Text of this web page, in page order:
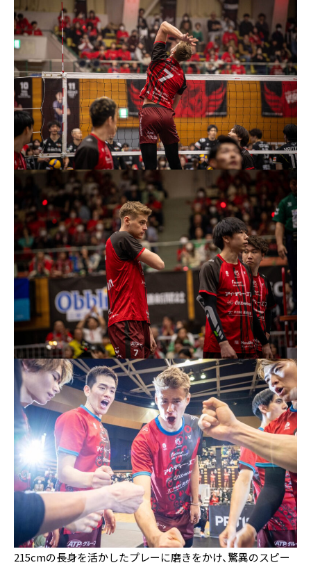
215cmの長身を活かしたプレーに磨きをかけ、驚異のスピー